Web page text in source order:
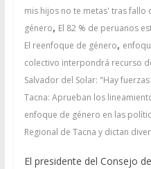
mis hijos no te metas' tras fallo
género, El 82 % de peruanos
El reenfoque de género,
colectivo interpondrá recurso
Salvador del Solar: "Hay
Tacna: Aprueban los
enfoque de género en las
Regional de Tacna y dictan
El presidente del Consejo